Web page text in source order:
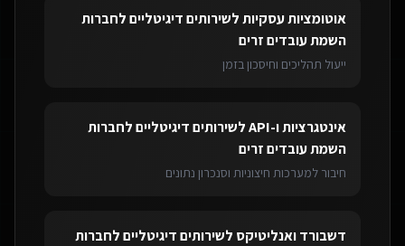
אוטומציות עסקיותלשירותים דיגיטליים לחברות
השמת עובדים זרים
ייעול תהליכים וחיסכון בזמן
אינטגרציות ו-API לשירותים דיגיטליים לחברות
השמת עובדים זרים
חיבור למערכות חיצוניות וסנכרון נתונים
דשבורד ואנליטיקס לשירותים דיגיטליים לחברות